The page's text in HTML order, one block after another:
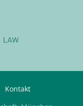
Kontakt